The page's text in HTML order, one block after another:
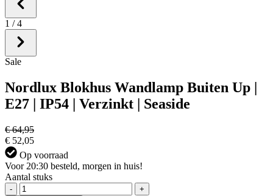
1 / 4
Sale
Nordlux Blokhus Wandlamp Buiten Up |
E27 | IP54 | Verzinkt | Seaside
€ 64,95
€ 52,05
Op voorraad
Voor 20:30 besteld, morgen in huis!
Aantal stuks
-
+